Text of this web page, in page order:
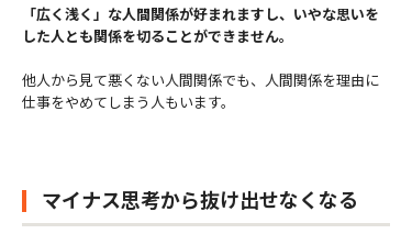
「広く浅く」な人間関係が好まれますし、いやな思いを
した人とも関係を切ることができません。
他人から見て悪くない人間関係でも、人間関係を理由に
仕事をやめてしまう人もいます。
マイナス思考から抜け出せなくなる